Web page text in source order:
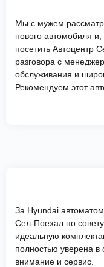
Мы с мужем
нового автомобиля
посетить Автоцентр
разговора с
обслуживания и
Рекомендуем этот
За Hyundai
Сел-Поехал по
идеальную
полностью уверена
внимание и сервис.